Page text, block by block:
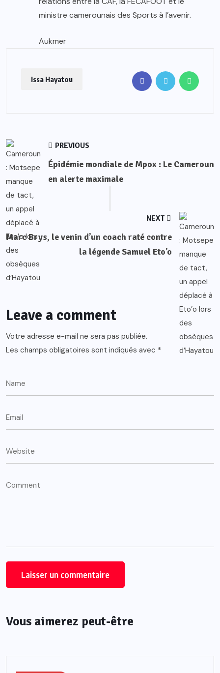
ministre camerounais des Sports à l’avenir.
Aukmer
Issa Hayatou
PREVIOUS
Épidémie mondiale de Mpox : Le Cameroun
en alerte maximale
NEXT
Marc Brys, le venin d’un coach raté contre
la légende Samuel Eto’o
Leave a comment
Votre adresse e-mail ne sera pas publiée.
Les champs obligatoires sont indiqués avec *
Vous aimerez peut-être